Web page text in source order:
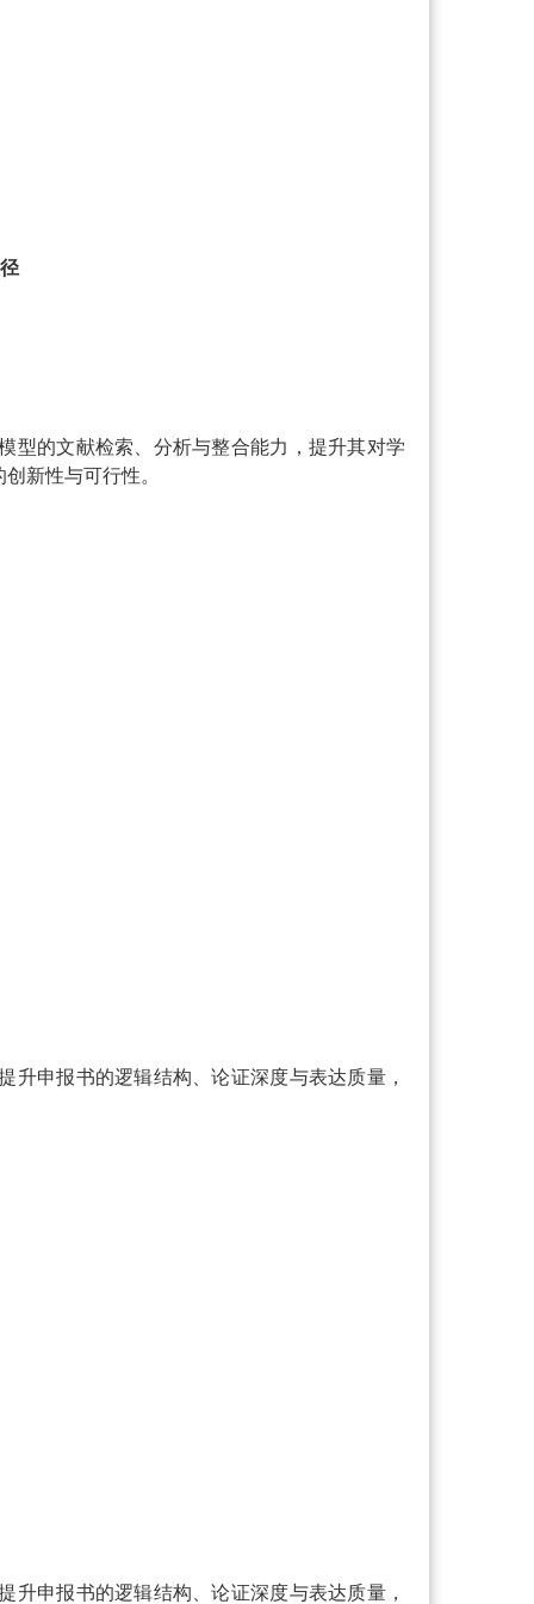
型的文献检索、分析与整合能力，提升其对学
新性与可行性。
申报书的逻辑结构、论证深度与表达质量，
申报书的逻辑结构、论证深度与表达质量，